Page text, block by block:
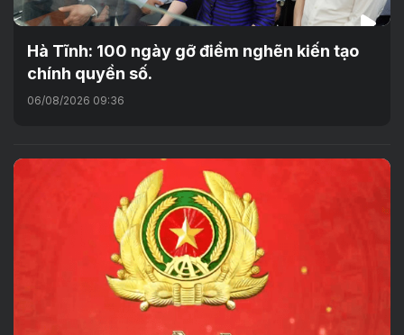
Hà Tĩnh: 100 ngày gỡ điểm nghẽn kiến tạo
chính quyền số.
06/08/2026 09:36